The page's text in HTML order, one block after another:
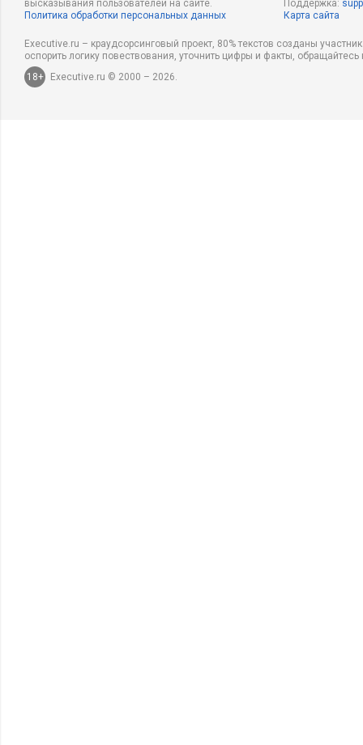
высказывания пользователей на сайте.
Политика обработки персональных данных
Поддержка:
Карта сайта
Executive.ru – краудсорсинговый проект, 80% текстов созданы
оспорить логику повествования, уточнить цифры и факты,
18+
Executive.ru © 2000 – 2026.